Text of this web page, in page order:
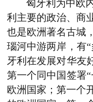
匈牙利为中欧
利主要的政治、商
也是欧洲著名古城
瑙河中游两岸，有
牙利在发展对华友
第一个同中国签署
欧洲国家；第一个